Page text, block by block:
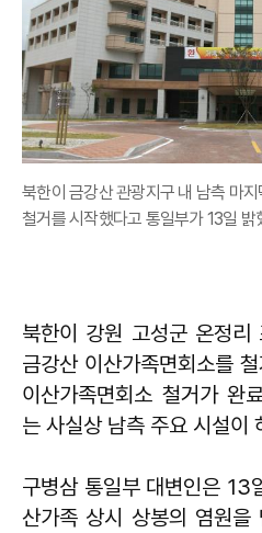
북한이 금강산 관광지구 내 남측 마
철거를 시작했다고 통일부가 13일
북한이 강원 고성군 온정
금강산 이산가족면회소를
이산가족면회소 철거가 완
는 사실상 남측 주요 시설이
구병삼통일부 대변인은 13
산가족 상시 상봉의 염원